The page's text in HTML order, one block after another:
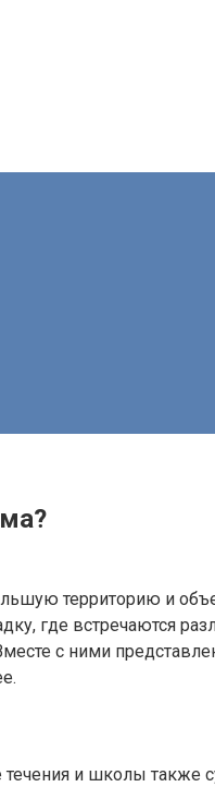
территорию и
где встречаются
с ними
и школы также